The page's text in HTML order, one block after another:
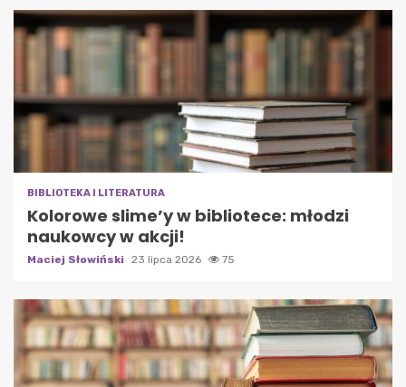
BIBLIOTEKA I LITERATURA
Kolorowe slime’y w bibliotece: młodzi
naukowcy w akcji!
Maciej Słowiński 23 lipca 2026 75